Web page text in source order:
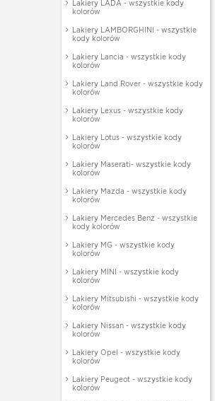
Lakiery LADA - wszystkie kody
kolorów
Lakiery LAMBORGHINI - wszystkie
kody kolorów
Lakiery Lancia - wszystkie kody
kolorów
Lakiery Land Rover - wszystkie kody
kolorów
Lakiery Lexus - wszystkie kody
kolorów
Lakiery Lotus - wszystkie kody
kolorów
Lakiery Maserati- wszystkie kody
kolorów
Lakiery Mazda - wszystkie kody
kolorów
Lakiery Mercedes Benz - wszystkie
kody kolorów
Lakiery MG - wszystkie kody
kolorów
Lakiery MINI - wszystkie kody
kolorów
Lakiery Mitsubishi - wszystkie kody
kolorów
Lakiery Nissan - wszystkie kody
kolorów
Lakiery Opel - wszystkie kody
kolorów
Lakiery Peugeot - wszystkie kody
kolorów